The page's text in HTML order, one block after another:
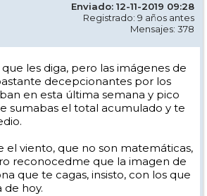
Enviado: 12-11-2019 09:28
Registrado: 9 años antes
Mensajes: 378
les diga, pero las imágenes de
decepcionantes por los
en esta última semana y pico
sumabas el total acumulado y te
el viento, que no son matemáticas,
reconocedme que la imagen de
que te cagas, insisto, con los que
de hoy.